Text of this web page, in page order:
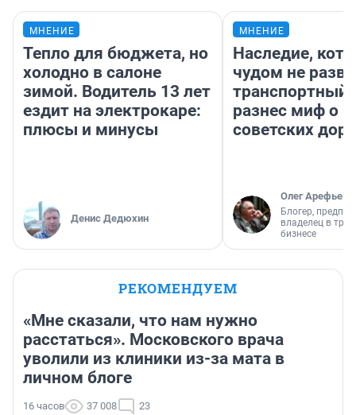
МНЕНИЕ
Тепло для бюджета, но
холодно в салоне
зимой. Водитель 13 лет
ездит на электрокаре:
плюсы и минусы
Денис Дедюхин
МНЕНИЕ
Наследие,
чудом не
транспортный
разнес миф о
советских
Олег Арефьев
Блогер,
владелец в
бизнесе
РЕКОМЕНДУЕМ
«Мне сказали, что нам нужно
расстаться». Московского врача
уволили из клиники из-за мата в
личном блоге
16 часов 37 008 23